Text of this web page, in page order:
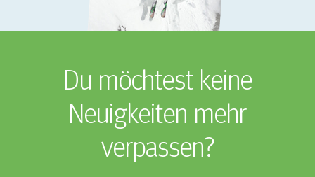
Du möchtest keine
Neuigkeiten mehr
verpassen?